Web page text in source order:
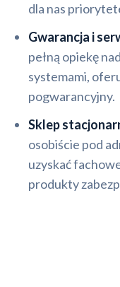
dla nas
Gwarancja i
pełną opiekę
systemami,
pogwarancyjny.
Sklep
osobiście pod
uzyskać
produkty